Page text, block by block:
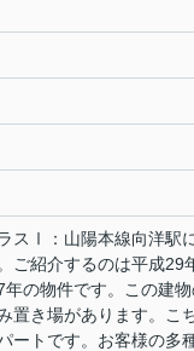
スⅠ：山陽本線向洋駅
ご紹介するのは平成29
年の物件です。この建
置き場があります。こ
ートです。お客様の多